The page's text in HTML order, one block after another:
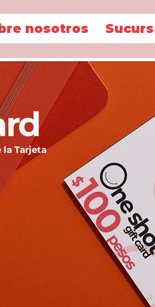
nosotros
la Tarjeta